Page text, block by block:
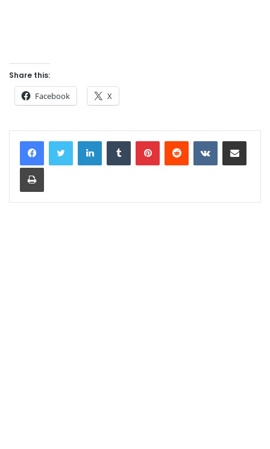
Share this:
Facebook X
LinkedInTumblr PinterestReddit VKontakteShare via Email
Print